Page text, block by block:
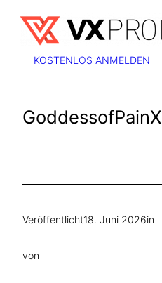
Inhalt
springen
KOSTENLOS ANMELDEN
GoddessofPainX
Veröffentlicht18. Juni 2026in
von